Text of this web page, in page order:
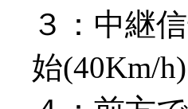
３：中継
始(40Km/h)